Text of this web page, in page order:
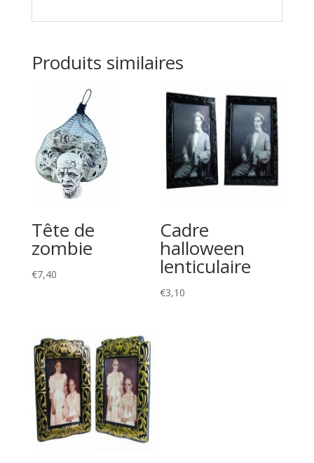
Produits similaires
Tête de
zombie
€7,40
Cadre
halloween
lenticulaire
€3,10